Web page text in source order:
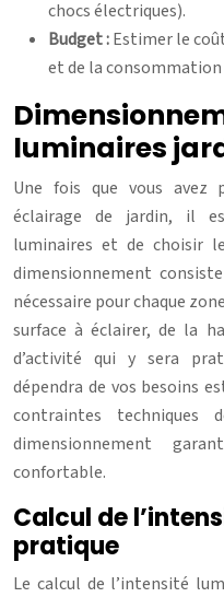
chocs électriques).
Budget :Estimer le
et de la consommation
luminaires
Une fois que vous avez
éclairage de jardin, il
luminaires et de choisir
dimensionnement
nécessaire pour chaque
surface à éclairer, de la
d’activité qui y sera
dépendra de vos besoins
contraintes
dimensionnement
confortable.
Calcul de
pratique
Le calcul de l’intensité